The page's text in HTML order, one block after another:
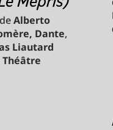
Alberto
Dante,
Liautard
Théâtre